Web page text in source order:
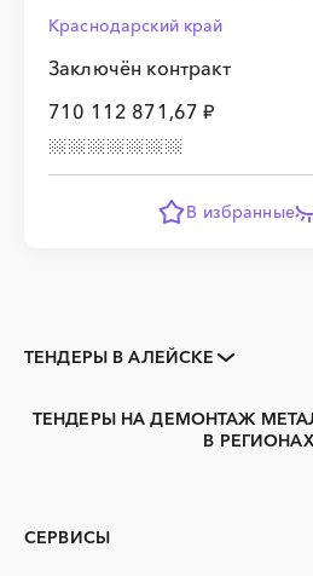
Краснодарский край
Заключён контракт
710 112 871,67 ₽
В избранные
ТЕНДЕРЫ В АЛЕЙСКЕ
Тендеры заводов
1С
PR
ТЕНДЕРЫ НА ДЕМОНТАЖ
В РЕГИОНАХ
СЕРВИСЫ